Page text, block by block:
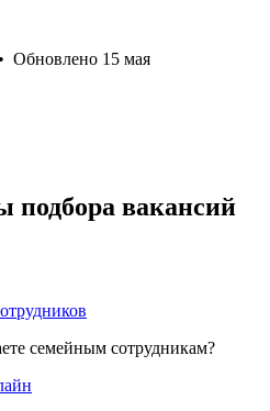
• Обновлено 15 мая
вакансий
семейным сотрудникам?